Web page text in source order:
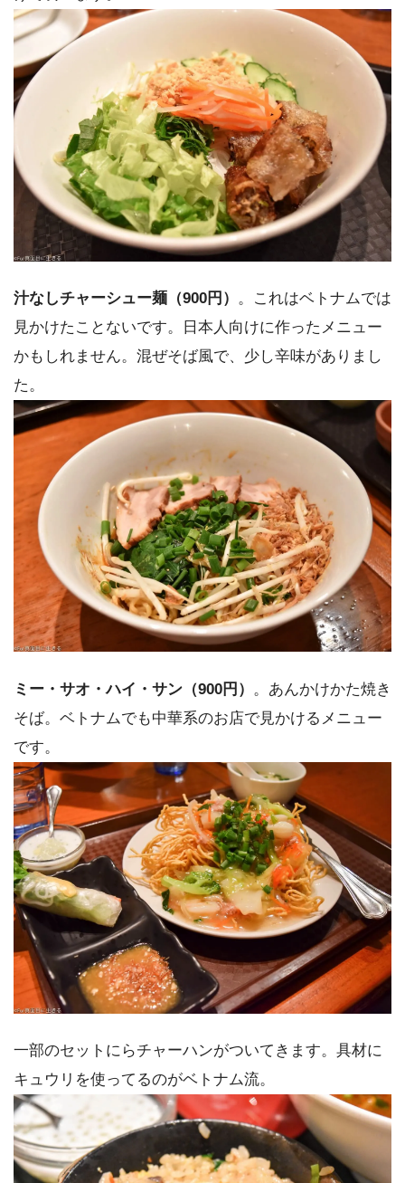
汁なしチャーシュー麺（900円）
。これはベトナムでは
見かけたことないです。日本人向けに作ったメニュー
かもしれません。混ぜそば風で、少し辛味がありまし
た。
ミー・サオ・ハイ・サン（900円）
。あんかけかた焼き
そば。ベトナムでも中華系のお店で見かけるメニュー
です。
一部のセットにらチャーハンがついてきます。具材に
キュウリを使ってるのがベトナム流。